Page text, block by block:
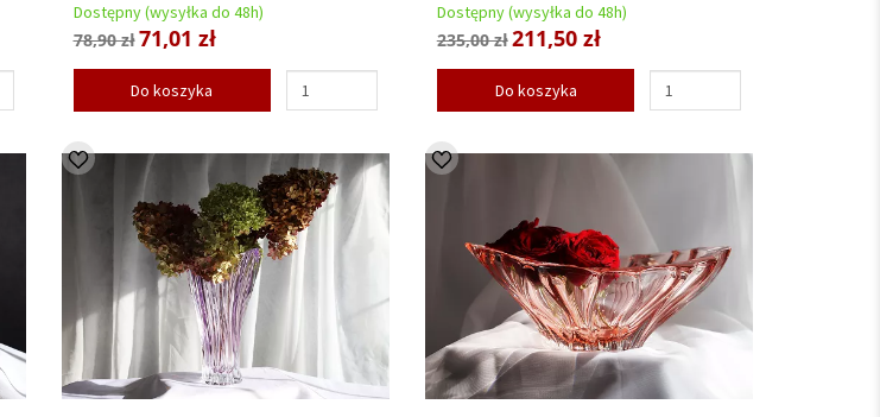
Dostępny (wysyłka do 48h)
78,90 zł71,01 zł
Do koszyka
Dostępny (wysyłka do 48h)
235,00 zł211,50 zł
Do koszyka